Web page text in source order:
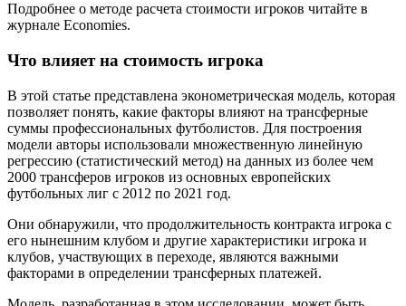
Подробнее о методе расчета стоимости игроков читайте в
журнале Economies.
Что влияет на стоимость игрока
В этой статье представлена эконометрическая модель, которая
позволяет понять, какие факторы влияют на трансферные
суммы профессиональных футболистов. Для построения
модели авторы использовали множественную линейную
регрессию (статистический метод) на данных из более чем
2000 трансферов игроков из основных европейских
футбольных лиг с 2012 по 2021 год.
Они обнаружили, что продолжительность контракта игрока с
его нынешним клубом и другие характеристики игрока и
клубов, участвующих в переходе, являются важными
факторами в определении трансферных платежей.